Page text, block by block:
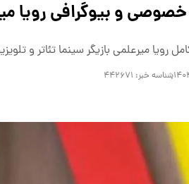
و بیوگرافی رویا
رویا میرعلمی بازیگر سینما تئاتر و
شناسه خبر: ۴۴۲۶۷۱